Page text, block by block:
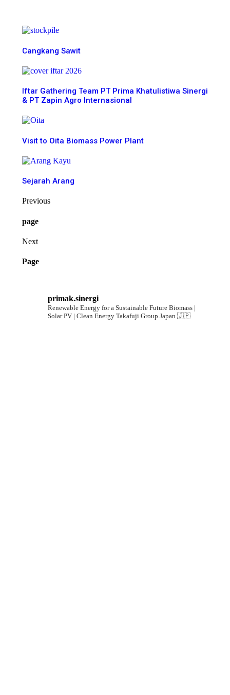
Cangkang Sawit
Iftar Gathering Team PT Prima Khatulistiwa Sinergi
& PT Zapin Agro Internasional
Visit to Oita Biomass Power Plant
Sejarah Arang
Previous
page
Next
Page
primak.sinergi
Renewable Energy for a Sustainable Future Biomass |
Solar PV | Clean Energy Takafuji Group Japan 🇯🇵